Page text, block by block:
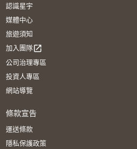
認識星宇
媒體中心
旅遊須知
加入團隊open_in_new
公司治理專區
投資人專區
網站導覽
條款宣告
運送條款
隱私保護政策